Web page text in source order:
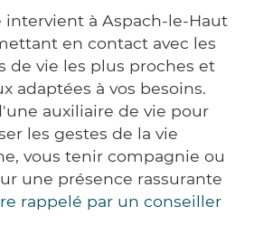
intervient à Aspach-le-Haut
en contact avec les
de vie les plus proches et
adaptées à vos besoins.
auxiliaire de vie pour
les gestes de la vie
vous tenir compagnie ou
une présence rassurante
rappelé par un conseiller